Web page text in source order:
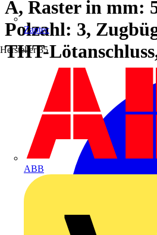
Zaptec
Hersteller 35
ABB
A, Raster in mm:
Polzahl: 3,
THT-